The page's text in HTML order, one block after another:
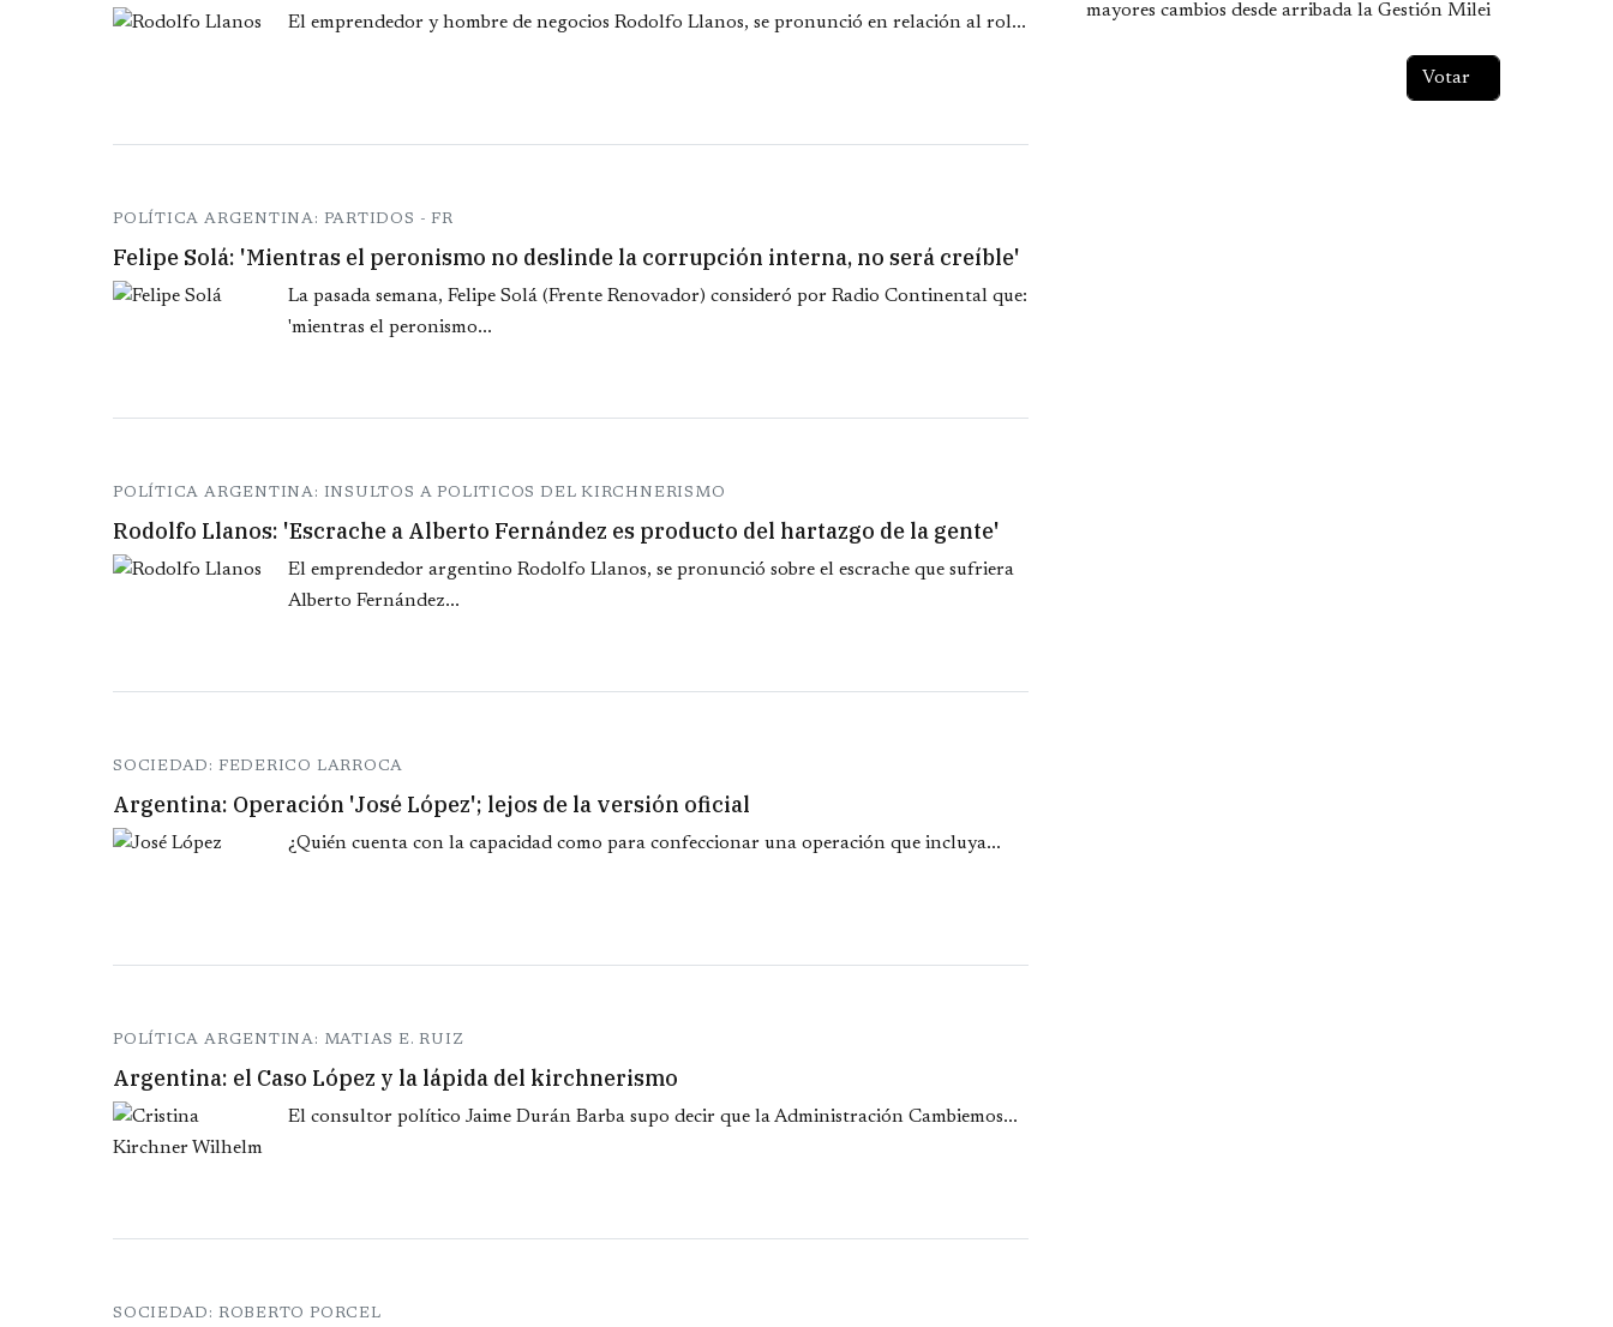
El emprendedor y hombre de negocios Rodolfo Llanos, se pronunció en relación al rol...
POLÍTICA ARGENTINA: PARTIDOS - FR
Felipe Solá: 'Mientras el peronismo no deslinde la corrupción interna, no será creíble'
La pasada semana, Felipe Solá (Frente Renovador) consideró por Radio Continental que:
'mientras el peronismo...
POLÍTICA ARGENTINA: INSULTOS A POLITICOS DEL KIRCHNERISMO
Rodolfo Llanos: 'Escrache a Alberto Fernández es producto del hartazgo de la gente'
El emprendedor argentino Rodolfo Llanos, se pronunció sobre el escrache que sufriera
Alberto Fernández...
SOCIEDAD: FEDERICO LARROCA
Argentina: Operación 'José López'; lejos de la versión oficial
¿Quién cuenta con la capacidad como para confeccionar una operación que incluya...
POLÍTICA ARGENTINA: MATIAS E. RUIZ
Argentina: el Caso López y la lápida del kirchnerismo
El consultor político Jaime Durán Barba supo decir que la Administración Cambiemos...
SOCIEDAD: ROBERTO PORCEL
mayores cambios desde arribada la Gestión Milei